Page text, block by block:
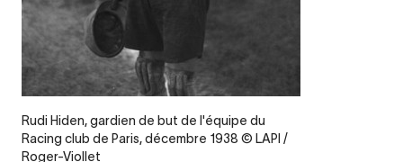
Legende
Rudi Hiden, gardien de but de l'équipe du
Racing club de Paris, décembre 1938 © LAPI /
Roger-Viollet